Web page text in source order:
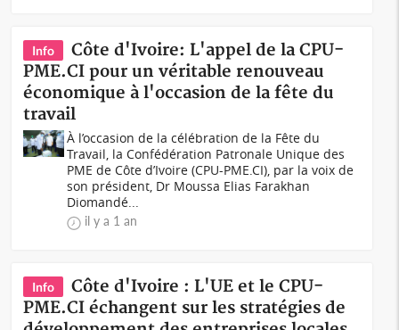
Info
Côte d'Ivoire: L'appel de la CPU-
PME.CI pour un véritable renouveau
économique à l'occasion de la fête du
travail
À l’occasion de la célébration de la Fête du
Travail, la Confédération Patronale Unique des
PME de Côte d’Ivoire (CPU-PME.CI), par la voix de
son président, Dr Moussa Elias Farakhan
Diomandé...
il y a 1 an
Info
Côte d'Ivoire : L'UE et le CPU-
PME.CI échangent sur les stratégies de